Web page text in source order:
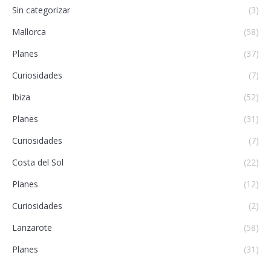
Sin categorizar
(3)
Mallorca
(58)
Planes
(37)
Curiosidades
(7)
Ibiza
(52)
Planes
(31)
Curiosidades
(7)
Costa del Sol
(22)
Planes
(12)
Curiosidades
(2)
Lanzarote
(58)
Planes
(31)